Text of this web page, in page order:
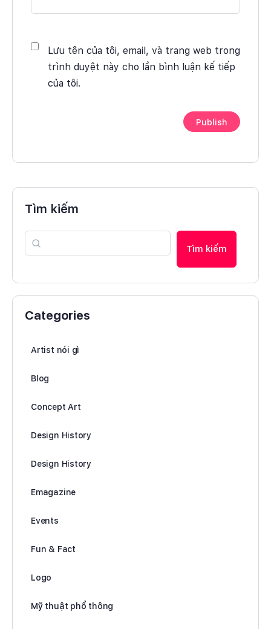
Lưu tên của tôi, email, và trang web trong
trình duyệt này cho lần bình luận kế tiếp
của tôi.
Tìm kiếm
Tìm kiếm
Categories
Artist nói gì
Blog
Concept Art
Design History
Design History
Emagazine
Events
Fun & Fact
Logo
Mỹ thuật phổ thông